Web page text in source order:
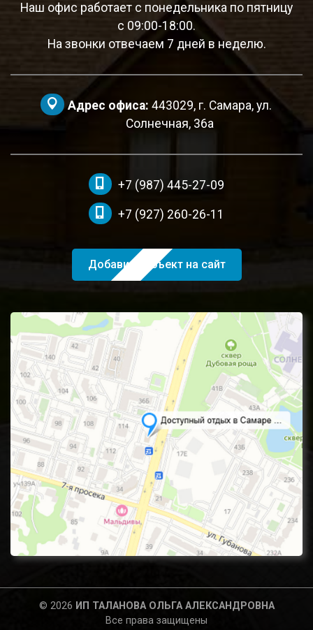
Наш офис работает с понедельника по пятницу
c 09:00-18:00.
На звонки отвечаем 7 дней в неделю.
Адрес офиса: 443029, г. Самара, ул.
Солнечная, 36а
+7 (987) 445-27-09
+7 (927) 260-26-11
Добавить объект на сайт
© 2026 ИП ТАЛАНОВА ОЛЬГА АЛЕКСАНДРОВНА
Все права защищены